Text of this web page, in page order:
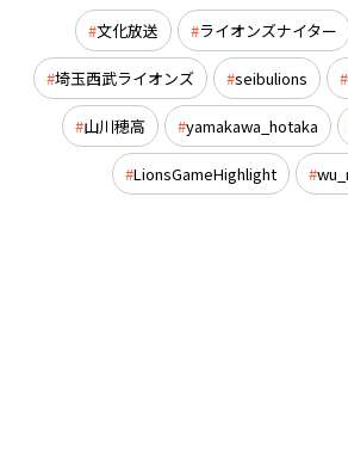
文化放送 ライオンズナイター
埼玉西武ライオンズ seibulions
山川穂高 yamakawa_hotaka
LionsGameHighlight